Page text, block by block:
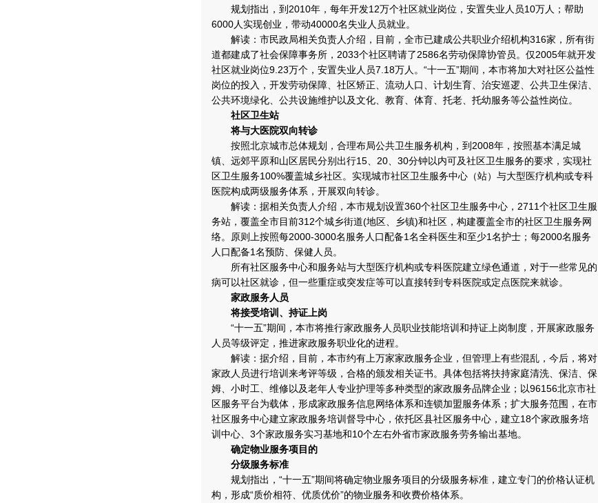
规划指出，到2010年，每年开发12万个社区就业岗位，安置失业人员10万人；帮助
6000人实现创业，带动40000名失业人员就业。
解读：市民政局相关负责人介绍，目前，全市已建成公共职业介绍机构316家，所有街
道都建成了社会保障事务所，2033个社区聘请了2586名劳动保障协管员。仅2005年就开发
社区就业岗位9.23万个，安置失业人员7.18万人。“十一五”期间，本市将加大对社区公益性
岗位的投入，开发劳动保障、社区矫正、流动人口、计划生育、治安巡逻、公共卫生保洁、
公共环境绿化、公共设施维护以及文化、教育、体育、托老、托幼服务等公益性岗位。
社区卫生站
将与大医院双向转诊
按照北京城市总体规划，合理布局公共卫生服务机构，到2008年，按照基本满足城
镇、远郊平原和山区居民分别出行15、20、30分钟以内可及社区卫生服务的要求，实现社
区卫生服务100%覆盖城乡社区。实现城市社区卫生服务中心（站）与大型医疗机构或专科
医院构成两级服务体系，开展双向转诊。
解读：据相关负责人介绍，本市规划设置360个社区卫生服务中心，2711个社区卫生服
务站，覆盖全市目前312个城乡街道(地区、乡镇)和社区，构建覆盖全市的社区卫生服务网
络。原则上按照每2000-3000名服务人口配备1名全科医生和至少1名护士；每2000名服务
人口配备1名预防、保健人员。
所有社区服务中心和服务站与大型医疗机构或专科医院建立绿色通道，对于一些常见的
病可以社区就诊，但一些重症或突发症等可以直接转到专科医院或定点医院来就诊。
家政服务人员
将接受培训、持证上岗
“十一五”期间，本市将推行家政服务人员职业技能培训和持证上岗制度，开展家政服务
人员等级评定，推进家政服务职业化的进程。
解读：据介绍，目前，本市约有上万家家政服务企业，但管理上有些混乱，今后，将对
家政人员进行培训来考评等级，合格的颁发相关证书。具体包括将扶持家庭清洗、保洁、保
姆、小时工、维修以及老年人专业护理等多种类型的家政服务品牌企业；以96156北京市社
区服务平台为载体，形成家政服务信息网络体系和连锁加盟服务体系；扩大服务范围，在市
社区服务中心建立家政服务培训督导中心，依托区县社区服务中心，建立18个家政服务培
训中心、3个家政服务实习基地和10个左右外省市家政服务劳务输出基地。
确定物业服务项目的
分级服务标准
规划指出，“十一五”期间将确定物业服务项目的分级服务标准，建立专门的价格认证机
构，形成“质价相符、优质优价”的物业服务和收费价格体系。